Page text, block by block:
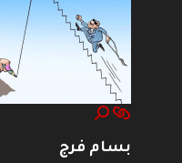
بسام فرج